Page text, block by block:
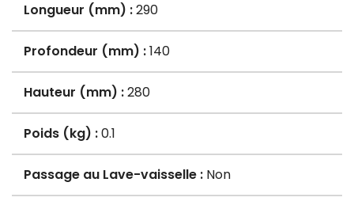
Longueur (mm) :290
Profondeur (mm) :140
Hauteur (mm) :280
Poids (kg) :0.1
Passage au Lave-vaisselle : Non